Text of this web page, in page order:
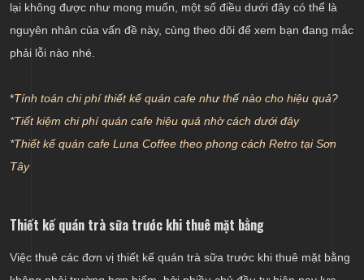
lại không được như mong muốn, một số điều dưới đây có thể là
nguyên nhân của vấn đề này, cùng theo dõi để xem bạn đang mắc
phải lỗi nào nhé.
*Tính toán chi phí thiết kế quán cafe như thế nào cho hiệu quả?
*Tiết kiệm chi phí quán cafe hiệu quả nhờ cách dưới đây
*Thiết kế quán cafe Luna Coffee theo phong cách Retro tại Sơn
Tây
Thiết kế quán trà sữa trước khi thuê mặt bằng
Việc thuê các đơn vị thiết kế quán trà sữa trước khi thuê mặt bằng